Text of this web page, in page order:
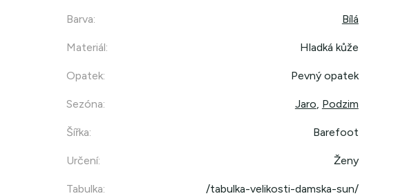
Barva: Bílá
Materiál: Hladká kůže
Opatek: Pevný opatek
Sezóna: Jaro Podzim
Šířka: Barefoot
Určení: Ženy
Tabulka: /tabulka-velikosti-damska-sun/